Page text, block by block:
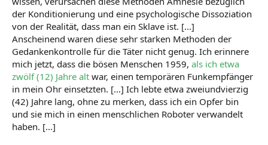
der Konditionierung und eine psychologische Dissoziation
von der Realität, dass man ein Sklave ist. [...]
Anscheinend waren diese sehr starken Methoden der
Gedankenkontrolle für die Täter nicht genug. Ich erinnere
mich jetzt, dass die bösen Menschen 1959, als ich etwa
zwölf (12) Jahre alt war, einen temporären Funkempfänger
in mein Ohr einsetzten. [...] Ich lebte etwa zweiundvierzig
(42) Jahre lang, ohne zu merken, dass ich ein Opfer bin
und sie mich in einen menschlichen Roboter verwandelt
haben. [...]